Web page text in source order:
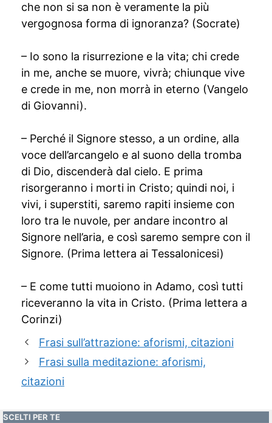
che non si sa non è veramente la più
vergognosa forma di ignoranza? (Socrate)
– Io sono la risurrezione e la vita; chi crede
in me, anche se muore, vivrà; chiunque vive
e crede in me, non morrà in eterno (Vangelo
di Giovanni).
– Perché il Signore stesso, a un ordine, alla
voce dell’arcangelo e al suono della tromba
di Dio, discenderà dal cielo. E prima
risorgeranno i morti in Cristo; quindi noi, i
vivi, i superstiti, saremo rapiti insieme con
loro tra le nuvole, per andare incontro al
Signore nell’aria, e così saremo sempre con il
Signore. (Prima lettera ai Tessalonicesi)
– E come tutti muoiono in Adamo, così tutti
riceveranno la vita in Cristo. (Prima lettera a
Corinzi)
Frasi sull’attrazione: aforismi, citazioni
Frasi sulla meditazione: aforismi,
citazioni
SCELTI PER TE